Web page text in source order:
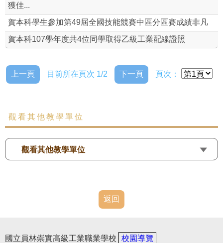
獲佳...
賀本科學生參加第49屆全國技能競賽中區分區賽成績非凡
賀本科107學年度共4位同學取得乙級工業配線證照
上一頁 目前所在頁次 1/2 下一頁 頁次：
觀看其他教學單位
觀看其他教學單位
返回
國立員林崇實高級工業職業學校
校園導覽